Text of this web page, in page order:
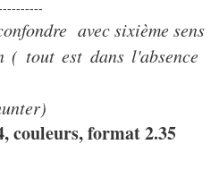
avec sixième sens
( tout est dans l'absence
couleurs, format 2.35